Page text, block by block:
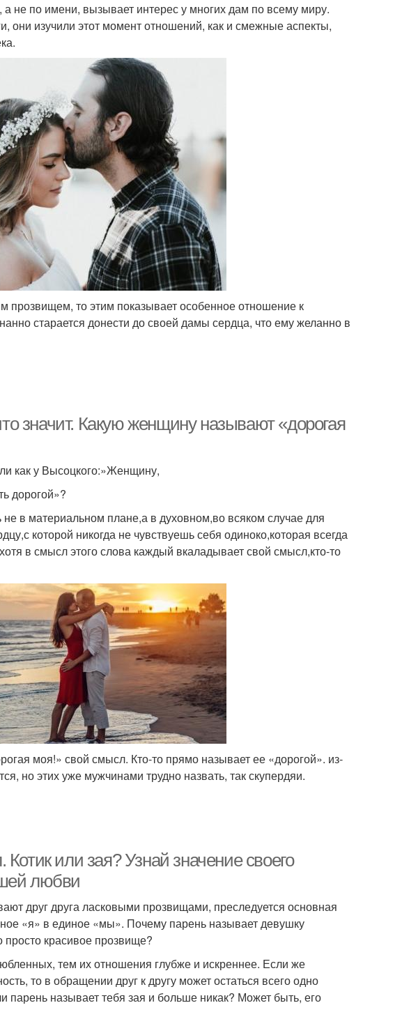
не по имени, вызывает интерес у многих дам по всему миру.
они изучили этот момент отношений, как и смежные аспекты,
то этим показывает особенное отношение к
старается донести до своей дамы сердца, что ему желанно в
значит. Какую женщину называют «дорогая
как у Высоцкого:»Женщину,
дорогой»?
в материальном плане,а в духовном,во всяком случае для
которой никогда не чувствуешь себя одиноко,которая всегда
в смысл этого слова каждый вкаладывает свой смысл,кто-то
моя!» свой смысл. Кто-то прямо называет ее «дорогой». из-
но этих уже мужчинами трудно назвать, так скупердяи.
или зая? Узнай значение своего
любви
друг друга ласковыми прозвищами, преследуется основная
«я» в единое «мы». Почему парень называет девушку
красивое прозвище?
тем их отношения глубже и искреннее. Если же
то в обращении друг к другу может остаться всего одно
называет тебя зая и больше никак? Может быть, его